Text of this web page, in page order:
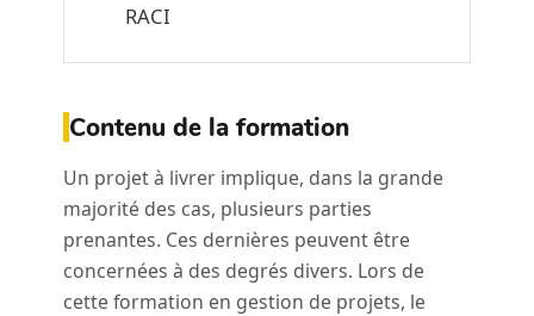
RACI
Contenu de la formation
Un projet à livrer implique, dans la grande
majorité des cas, plusieurs parties
prenantes. Ces dernières peuvent être
concernées à des degrés divers. Lors de
cette formation en gestion de projets, le